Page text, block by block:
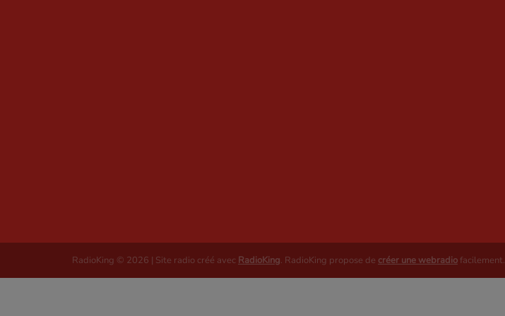
RadioKing © 2026 | Site radio créé avec RadioKing. RadioKing propose de créer une webradio facilement.